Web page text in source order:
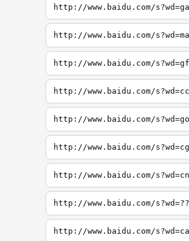
http://www.baidu.com/
http://www.baidu.com/
http://www.baidu.com/
http://www.baidu.com/
http://www.baidu.com/
http://www.baidu.com/
http://www.baidu.com/
http://www.baidu.com/
http://www.baidu.com/